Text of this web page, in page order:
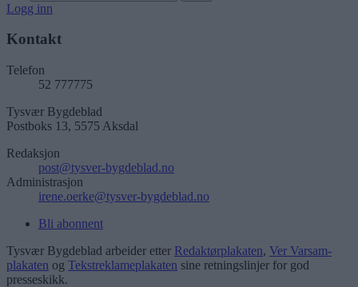
Logg inn
Kontakt
Telefon
52 777775
Tysvær Bygdeblad
Postboks 13, 5575 Aksdal
Redaksjon
post@tysver-bygdeblad.no
Administrasjon
irene.oerke@tysver-bygdeblad.no
Bli abonnent
Tysvær Bygdeblad arbeider etter Redaktørplakaten, Ver Varsam-
plakaten og Tekstreklameplakaten sine retningslinjer for god
presseskikk.